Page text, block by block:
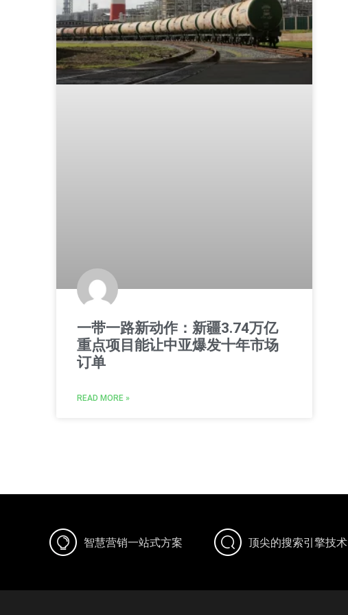
一带一路新动作：新疆3.74万亿
重点项目能让中亚爆发十年市场
订单
READ MORE »
智慧营销一站式方案 顶尖的搜索引擎技术